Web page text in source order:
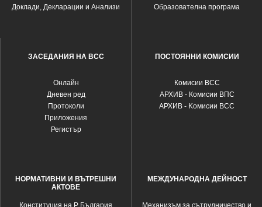
Доклади, Декларации и Анализи
Образователна програма
ЗАСЕДАНИЯ НА ВСС
Oнлайн
Дневен ред
Протоколи
Приложения
Регистър
ПОСТОЯННИ КОМИСИИ
Комисии ВСС
АРХИВ - Комисии ВПС
АРХИВ - Kомисии ВСС
НОРМАТИВНИ И ВЪТРЕШНИ
АКТОВЕ
Конституция на Р България
МЕЖДУНАРОДНА ДЕЙНОСТ
Механизъм за сътрудничество и